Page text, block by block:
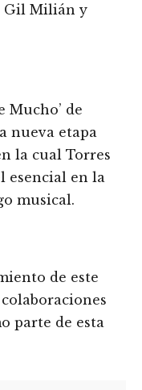
Gil Milián y
Mucho’ de
nueva etapa
la cual Torres
esencial en la
musical.
de este
parte de esta